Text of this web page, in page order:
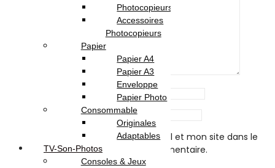
Enregistrer mon nom, mon e-mail et mon site dans le
navigateur pour mon prochain commentaire.
Photocopieurs A4 | A3
Accessoires
Photocopieurs
Papier
Papier A4
Papier A3
Enveloppe
Papier Photo
Consommable
Originales
Adaptables
TV-Son-Photos
Consoles & Jeux